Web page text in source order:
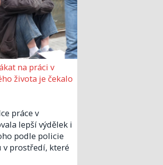
na práci v
života je čekalo
práce v
lepší výdělek i
podle policie
v prostředí, které